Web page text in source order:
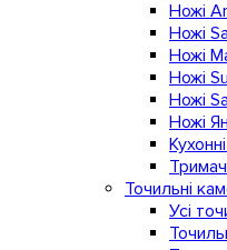
Ножі
Ножі
Ножі
Ножі
Ножі
Ножі
Точильні
Усі